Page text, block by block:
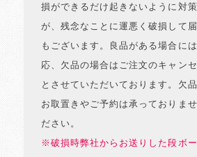
損ができるだけ起きないように対
が、残念なことに運悪く破損して
もございます。良品がある場合に
応、欠品の場合はご注文のキャン
とさせていただいております。欠
お取置きやご予約は承っておりま
ださい。
※破損時弊社からお送りした段ボ